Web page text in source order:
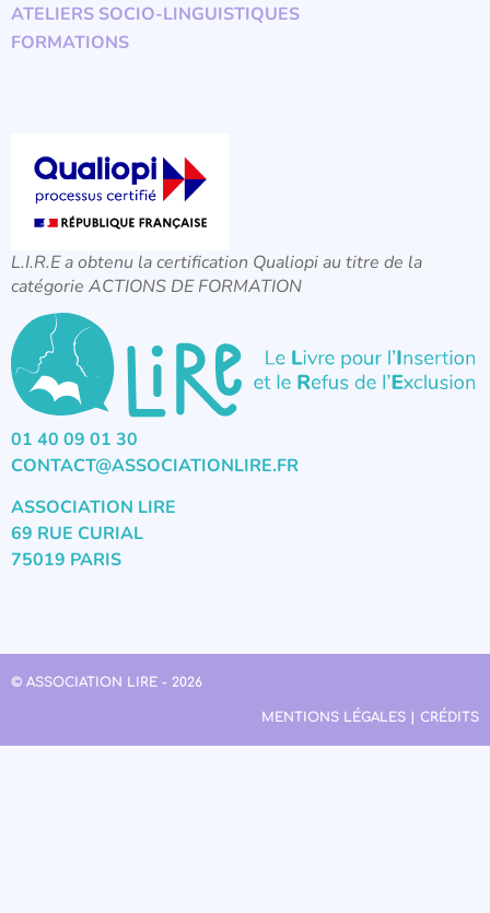
ATELIERS SOCIO-LINGUISTIQUES
FORMATIONS
L.I.R.E a obtenu la certification Qualiopi au titre de la
catégorie ACTIONS DE FORMATION
01 40 09 01 30
CONTACT@ASSOCIATIONLIRE.FR
ASSOCIATION LIRE
69 RUE CURIAL
75019 PARIS
© ASSOCIATION LIRE - 2026
MENTIONS LÉGALES | CRÉDITS